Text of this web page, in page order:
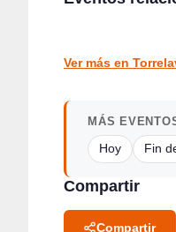
Sarón
Álvaro Piedra
Ver más en
MÁS
Hoy Fin
Compartir
Compartir